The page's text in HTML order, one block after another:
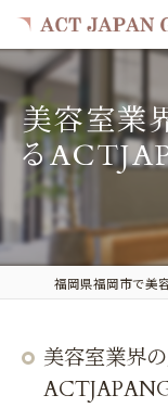
美容室業
る
美容室業界